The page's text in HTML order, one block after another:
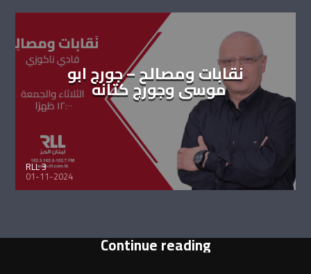
نقابات ومصالح – جورج ابو
موسى وجورج كتانه
RLL 3
01-11-2024
Continue reading